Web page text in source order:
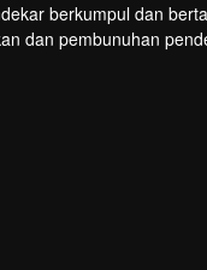
berkumpul dan
dan pembunuhan
Xingyun